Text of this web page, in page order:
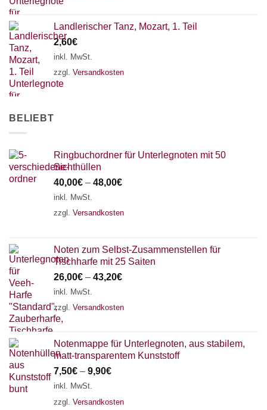
Landlerischer Tanz, Mozart, 1. Teil
2,60€
inkl. MwSt.
zzgl. Versandkosten
BELIEBT
Ringbuchordner für Unterlegnoten mit 50
Sichthüllen
40,00€ – 48,00€
inkl. MwSt.
zzgl. Versandkosten
Noten zum Selbst-Zusammenstellen für
Tischharfe mit 25 Saiten
26,00€ – 43,20€
inkl. MwSt.
zzgl. Versandkosten
Notenmappe für Unterlegnoten, aus stabilem,
matt-transparentem Kunststoff
7,50€ – 9,90€
inkl. MwSt.
zzgl. Versandkosten